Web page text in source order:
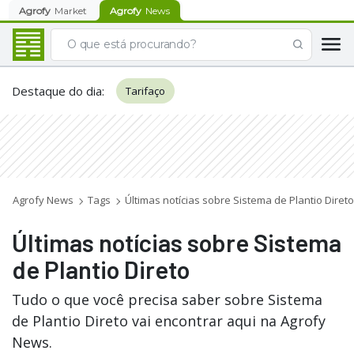
Agrofy Market Agrofy News
Destaque do dia: Tarifaço
Agrofy News Tags Últimas notícias sobre Sistema de Plantio Direto
Últimas notícias sobre Sistema
de Plantio Direto
Tudo o que você precisa saber sobre Sistema
de Plantio Direto vai encontrar aqui na Agrofy
News.